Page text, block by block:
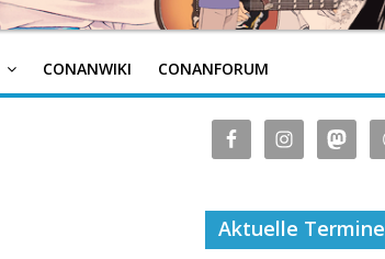
CONANWIKI CONANFORUM
Aktuelle Termine